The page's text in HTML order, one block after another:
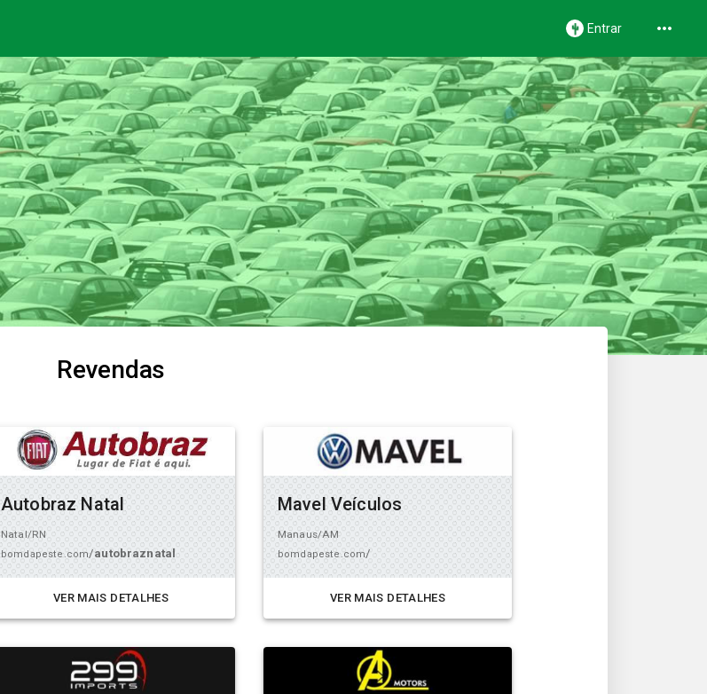
Entrar
Revendas
Autobraz Natal
Natal/RN
bomdapeste.com/autobraznatal
VER MAIS DETALHES
Mavel Veículos
Manaus/AM
bomdapeste.com/
VER MAIS DETALHES